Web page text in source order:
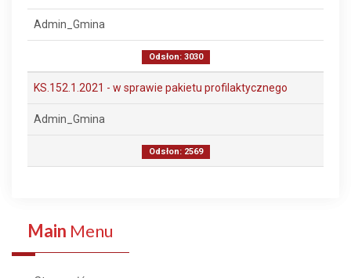
Admin_Gmina
Odsłon: 3030
KS.152.1.2021 - w sprawie pakietu profilaktycznego
Admin_Gmina
Odsłon: 2569
Main Menu